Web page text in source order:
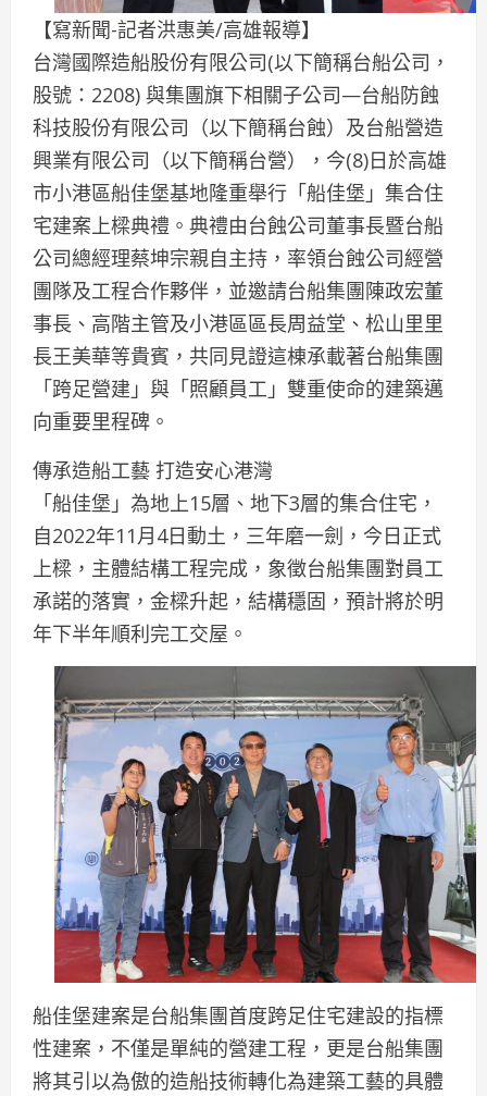
【寫新聞-記者洪惠美/高雄報導】
台灣國際造船股份有限公司(以下簡稱台船公司，
股號：2208) 與集團旗下相關子公司—台船防蝕
科技股份有限公司（以下簡稱台蝕）及台船營造
興業有限公司（以下簡稱台營），今(8)日於高雄
市小港區船佳堡基地隆重舉行「船佳堡」集合住
宅建案上樑典禮。典禮由台蝕公司董事長暨台船
公司總經理蔡坤宗親自主持，率領台蝕公司經營
團隊及工程合作夥伴，並邀請台船集團陳政宏董
事長、高階主管及小港區區長周益堂、松山里里
長王美華等貴賓，共同見證這棟承載著台船集團
「跨足營建」與「照顧員工」雙重使命的建築邁
向重要里程碑。
傳承造船工藝 打造安心港灣
「船佳堡」為地上15層、地下3層的集合住宅，
自2022年11月4日動土，三年磨一劍，今日正式
上樑，主體結構工程完成，象徵台船集團對員工
承諾的落實，金樑升起，結構穩固，預計將於明
年下半年順利完工交屋。
船佳堡建案是台船集團首度跨足住宅建設的指標
性建案，不僅是單純的營建工程，更是台船集團
將其引以為傲的造船技術轉化為建築工藝的具體